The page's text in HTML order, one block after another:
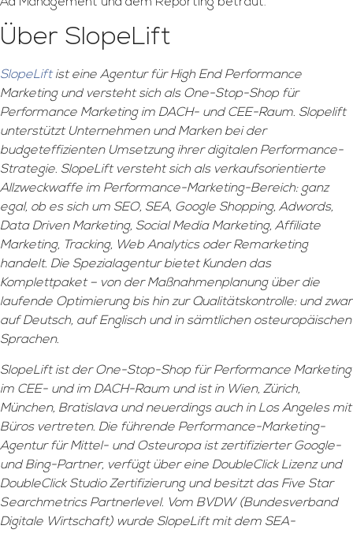
Über SlopeLift
SlopeLiftist eine Agentur für High End Performance
Marketing und versteht sich als One-Stop-Shop für
Performance Marketing im DACH- und CEE-Raum. Slopelift
unterstützt Unternehmen und Marken bei der
budgeteffizienten Umsetzung ihrer digitalen Performance-
Strategie. SlopeLift versteht sich als verkaufsorientierte
Allzweckwaffe im Performance-Marketing-Bereich: ganz
egal, ob es sich um SEO, SEA, Google Shopping, Adwords,
Data Driven Marketing, Social Media Marketing, Affiliate
Marketing, Tracking, Web Analytics oder Remarketing
handelt. Die Spezialagentur bietet Kunden das
Komplettpaket – von der Maßnahmenplanung über die
laufende Optimierung bis hin zur Qualitätskontrolle: und zwar
auf Deutsch, auf Englisch und in sämtlichen osteuropäischen
Sprachen.
SlopeLift ist der One-Stop-Shop für Performance Marketing
im CEE- und im DACH-Raum und ist in Wien, Zürich,
München, Bratislava und neuerdings auch in Los Angeles mit
Büros vertreten. Die führende Performance-Marketing-
Agentur für Mittel- und Osteuropa ist zertifizierter Google-
und Bing-Partner, verfügt über eine DoubleClick Lizenz und
DoubleClick Studio Zertifizierung und besitzt das Five Star
Searchmetrics Partnerlevel. Vom BVDW (Bundesverband
Digitale Wirtschaft) wurde SlopeLift mit dem SEA-